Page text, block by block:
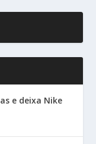
e deixa Nike